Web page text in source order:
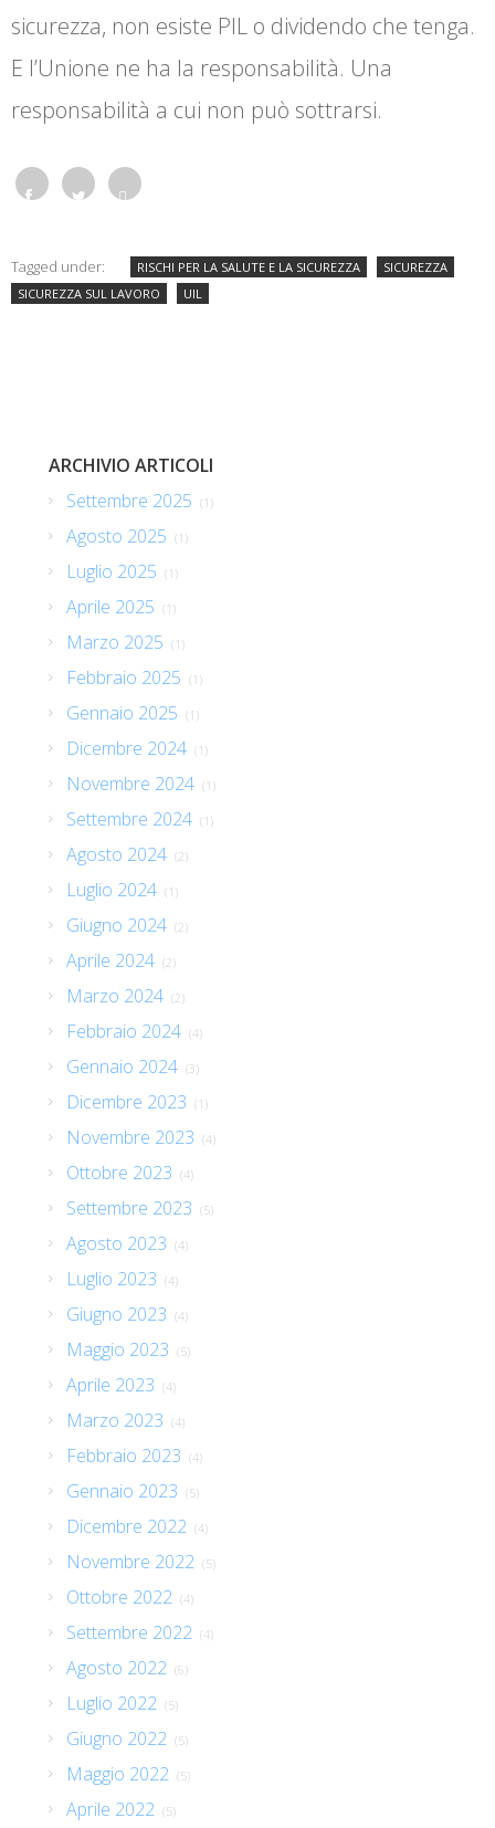
sicurezza, non esiste PIL o dividendo che tenga.
E l’Unione ne ha la responsabilità. Una
responsabilità a cui non può sottrarsi.
book er sapp
Tagged under: RISCHI PER LA SALUTE E LA SICUREZZA
SICUREZZA
SICUREZZA SUL LAVORO
UIL
ARCHIVIO ARTICOLI
Settembre 2025 (1)
Agosto 2025 (1)
Luglio 2025 (1)
Aprile 2025 (1)
Marzo 2025 (1)
Febbraio 2025 (1)
Gennaio 2025 (1)
Dicembre 2024 (1)
Novembre 2024 (1)
Settembre 2024 (1)
Agosto 2024 (2)
Luglio 2024 (1)
Giugno 2024 (2)
Aprile 2024 (2)
Marzo 2024 (2)
Febbraio 2024 (4)
Gennaio 2024 (3)
Dicembre 2023 (1)
Novembre 2023 (4)
Ottobre 2023 (4)
Settembre 2023 (5)
Agosto 2023 (4)
Luglio 2023 (4)
Giugno 2023 (4)
Maggio 2023 (5)
Aprile 2023 (4)
Marzo 2023 (4)
Febbraio 2023 (4)
Gennaio 2023 (5)
Dicembre 2022 (4)
Novembre 2022 (5)
Ottobre 2022 (4)
Settembre 2022 (4)
Agosto 2022 (6)
Luglio 2022 (5)
Giugno 2022 (5)
Maggio 2022 (5)
Aprile 2022 (5)